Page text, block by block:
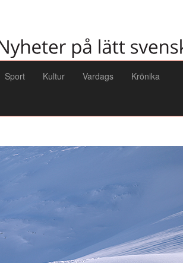
Sport Kultur Vardags Krönika